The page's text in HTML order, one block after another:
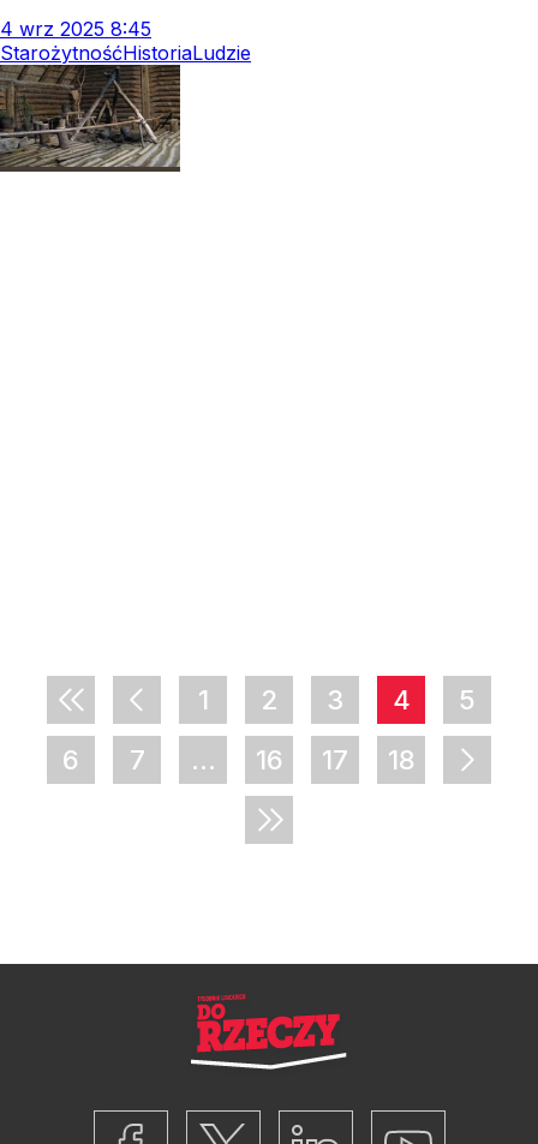
4 wrz 2025 8:45
StarożytnośćHistoriaLudzie
1 2 3 4
5
6
7 ... 16 17 18